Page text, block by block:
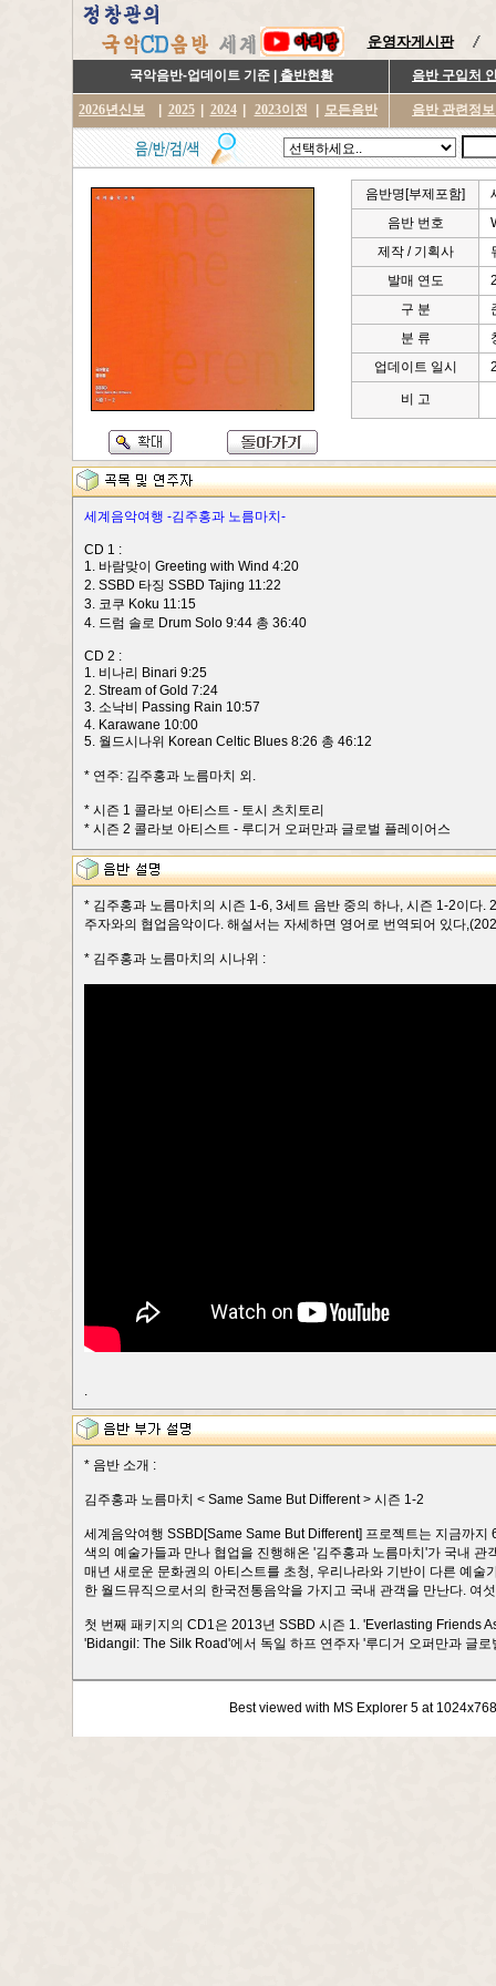
운영자게시판
국악음반-업데이트 기준 | 출반현황 음반 구입처
2026년신보 2025 2024 2023이전 모든음반 음반 관련정
음반명[부제포함]
음반 번호
제작 / 기획사
발매 연도
구 분
분 류
업데이트 일시
비 고
세계음악여행 -김주홍과 노름마치-
CD 1 :
1. 바람맞이 Greeting with Wind 4:20
2. SSBD 타징 SSBD Tajing 11:22
3. 코쿠 Koku 11:15
4. 드럼 솔로 Drum Solo 9:44 총 36:40
CD 2 :
1. 비나리 Binari 9:25
2. Stream of Gold 7:24
3. 소낙비 Passing Rain 10:57
4. Karawane 10:00
5. 월드시나위 Korean Celtic Blues 8:26 총 46:12
* 연주: 김주홍과 노름마치 외.
* 시즌 1 콜라보 아티스트 - 토시 츠치토리
* 시즌 2 콜라보 아티스트 - 루디거 오퍼만과 글로벌 플레이어스
* 김주홍과 노름마치의 시즌 1-6, 3세트 음반 중의 하나, 시즌 1-2이다
주자와의 협업음악이다. 해설서는 자세하면 영어로 번역되어 있다
* 김주홍과 노름마치의 시나위 :
.
* 음반 소개 :
김주홍과 노름마치 < Same Same But Different > 시즌 1-2
세계음악여행 SSBD[Same Same But Different] 프로젝트는 지금까
색의 예술가들과 만나 협업을 진행해온 '김주홍과 노름마치'가 국내
매년 새로운 문화권의 아티스트를 초청, 우리나라와 기반이 다른 예
한 월드뮤직으로서의 한국전통음악을 가지고 국내 관객을 만난다. 여
첫 번째 패키지의 CD1은 2013년 SSBD 시즌 1. 'Everlasting Friends
'Bidangil: The Silk Road'에서 독일 하프 연주자 '루디거 오퍼만과 글
Best viewed with MS Explorer 5 at